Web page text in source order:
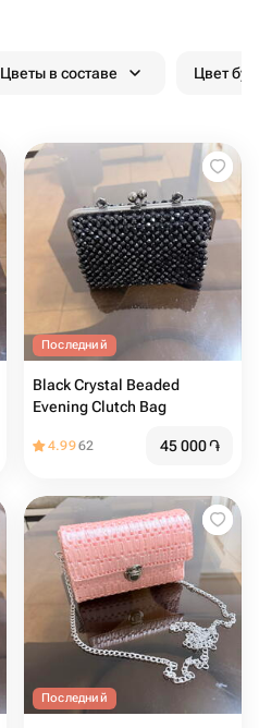
Цветы в составе Цвет
Последний
Black Crystal Beaded
Evening Clutch Bag
4.9962 45 000֏
Последний